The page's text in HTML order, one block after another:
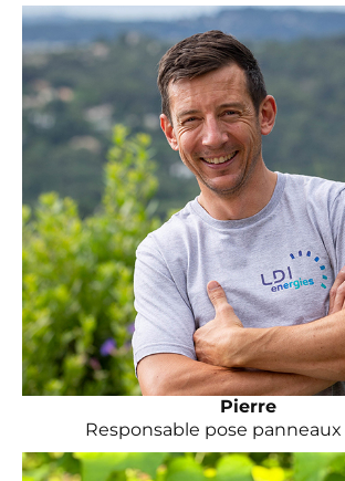
Pierre
Responsable pose panneaux